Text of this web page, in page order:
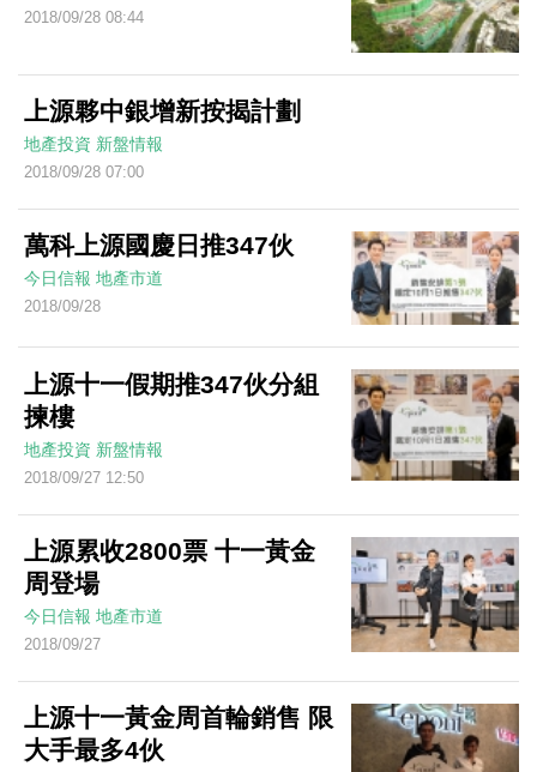
2018/09/28 08:44
上源夥中銀增新按揭計劃
地產投資 新盤情報
2018/09/28 07:00
萬科上源國慶日推347伙
今日信報 地產市道
2018/09/28
上源十一假期推347伙分組
揀樓
地產投資 新盤情報
2018/09/27 12:50
上源累收2800票 十一黃金
周登場
今日信報 地產市道
2018/09/27
上源十一黃金周首輪銷售 限
大手最多4伙